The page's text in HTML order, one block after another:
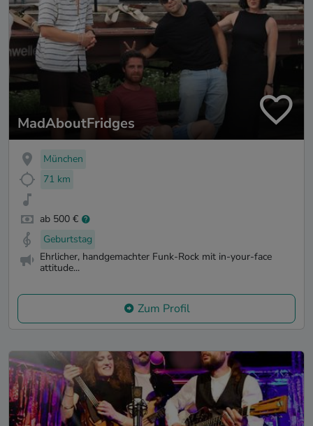
MadAboutFridges
München
71 km
ab 500 €
Geburtstag
Ehrlicher, handgemachter Funk-Rock mit in-your-face
attitude...
Zum Profil